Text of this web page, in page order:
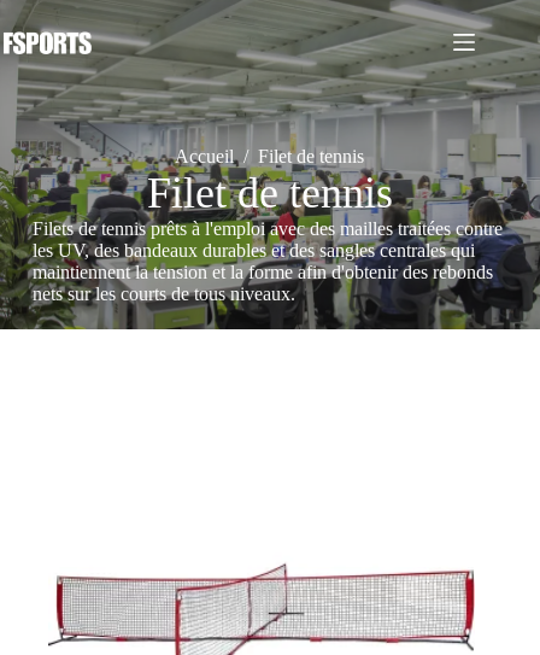
Passer
au
contenu
Accueil / Filet de tennis
Filet de tennis
Filets de tennis prêts à l'emploi avec des mailles traitées contre
les UV, des bandeaux durables et des sangles centrales qui
maintiennent la tension et la forme afin d'obtenir des rebonds
nets sur les courts de tous niveaux.